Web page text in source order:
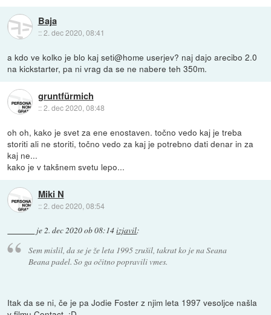
Baja
::2. dec 2020, 08:41
a kdo ve kolko je blo kaj seti@home userjev? naj dajo arecibo 2.0
na kickstarter, pa ni vrag da se ne nabere teh 350m.
gruntfürmich
::2. dec 2020, 08:48
oh oh, kako je svet za ene enostaven. točno vedo kaj je treba
storiti ali ne storiti, točno vedo za kaj je potrebno dati denar in za
kaj ne...
kako je v takšnem svetu lepo...
Miki N
::2. dec 2020, 08:54
je2. dec 2020 ob 08:14izjavil:
Sem mislil, da se je že leta 1995 zrušil, takrat ko je na Seana
Beana padel. So ga očitno popravili vmes.
Itak da se ni, če je pa Jodie Foster z njim leta 1997 vesoljce našla